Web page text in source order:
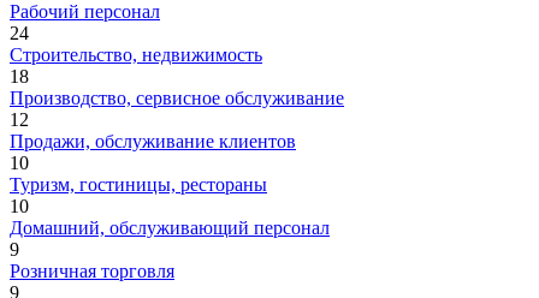
Рабочий персонал
24
Строительство, недвижимость
18
Производство, сервисное обслуживание
12
Продажи, обслуживание клиентов
10
Туризм, гостиницы, рестораны
10
Домашний, обслуживающий персонал
9
Розничная торговля
9